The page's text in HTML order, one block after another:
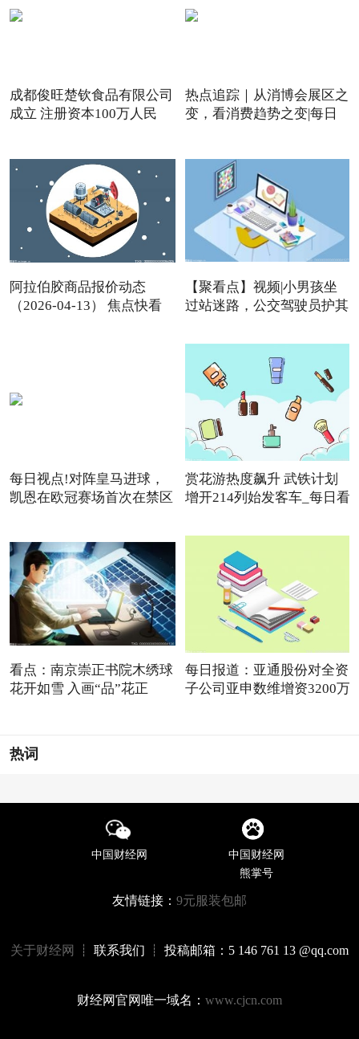
成都俊旺楚钦食品有限公司
成立 注册资本100万人民
热点追踪｜从消博会展区之
变，看消费趋势之变|每日
阿拉伯胶商品报价动态
（2026-04-13） 焦点快看
【聚看点】视频|小男孩坐
过站迷路，公交驾驶员护其
每日视点!对阵皇马进球，
凯恩在欧冠赛场首次在禁区
赏花游热度飙升 武铁计划
增开214列始发客车_每日看
看点：南京崇正书院木绣球
花开如雪 入画“品”花正
每日报道：亚通股份对全资
子公司亚申数维增资3200万
热词
中国财经网
中国财经网
熊掌号
友情链接： 9元服装包邮
关于财经网 ┊ 联系我们 ┊ 投稿邮箱：5 146 761 13 @qq.com
财经网官网唯一域名： www.cjcn.com